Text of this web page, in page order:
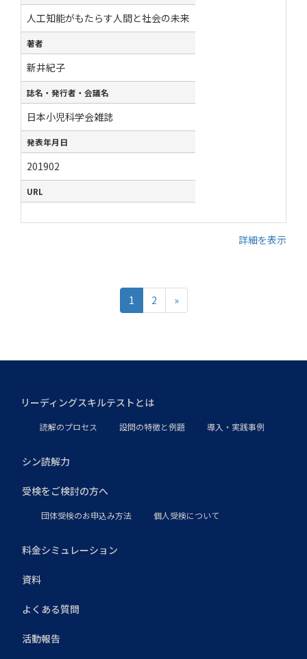
人工知能がもたらす人間と社会の未来
著者
新井紀子
誌名・発行者・会議名
日本小児科学会雑誌
発表年月日
201902
URL
詳細を表示
1 2 »
リーディングスキルテストとは
読解のプロセス 設問の特徴と例題 導入・実践事例
シン読解力
受検をご検討の方へ
団体受検のお申込み方法 個人受検について
料金シミュレーション
資料
よくある質問
活動報告